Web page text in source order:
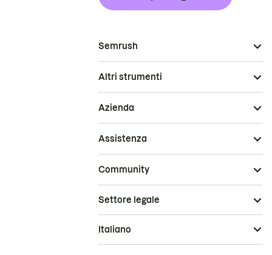
Semrush
Altri strumenti
Azienda
Assistenza
Community
Settore legale
Italiano